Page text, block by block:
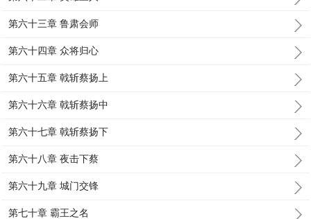
第六十三章 鲁肃会师
第六十四章 众将归心
第六十五章 戟斩蔡扬上
第六十六章 戟斩蔡扬中
第六十七章 戟斩蔡扬下
第六十八章 夜击下蔡
第六十九章 城门交锋
第七十章 霸王之名